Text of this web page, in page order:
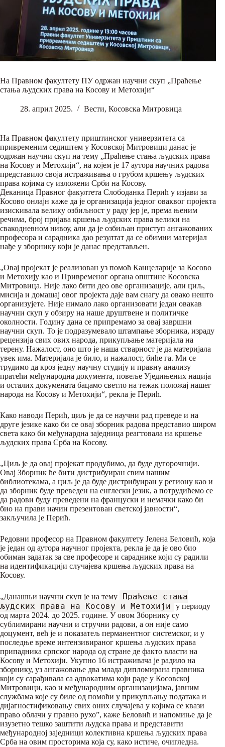
На Правном факултету ПУ одржан научни скуп „Праћење
стања људских права на Косову и Метохији“
28. април 2025. Вести, Косовска Митровица
На Правном факултету приштинског универзитета са
привременим седиштем у Косовској Митровици данас је
одржан научни скуп на тему „Праћење стања људских права
на Косову и Метохији“, на којем је 17 аутора научних радова
представило своја истраживања о грубом кршењу људских
права којима су изложени Срби на Косову.
Деканица Правног факултета Слободанка Перић у изјави за
Косово онлајн каже да је организација једног оваквог пројекта
изискивала велику озбиљност у раду јер је, према њеним
речима, број пријава кршења људских права велики на
свакодневном нивоу, али да је озбиљан приступ ангажованих
професора и сарадника дао резултат да се обимни материјал
нађе у зборнику који је данас представљен.
„Овај пројекат је реализован уз помоћ Канцеларије за Косово
и Метохију као и Привременог органа општине Косовска
Митровица. Није лако бити део ове организације, али циљ,
мисија и домашај овог пројекта даје вам снагу да овако нешто
организујете. Није нимало лако организовати један овакав
научни скуп у обзиру на наше друштвене и политичке
околности. Годину дана се припремамо за овај завршни
научни скуп. То је подразумевало штампање зборника, израду
рецензија свих ових народа, прикупљање материјала на
терену. Нажалост, оно што је наша стварност је да материјала
увек има. Материјала је било, и нажалост, биће га. Ми се
трудимо да кроз једну научну студију и правну анализу
пратећи међународна документа, повеље Уједињених нација
и осталих докумената бацамо светло на тежак положај нашег
народа на Косову и Метохији“, рекла је Перић.
Како наводи Перић, циљ је да се научни рад преведе и на
друге језике како би се овај зборник радова представио широм
света како би међунардна заједница реагтовала на кршење
људских права Срба на Косову.
„Циљ је да овај пројекат продубимо, да буде дугорочнији.
Овај Зборник ће бити дистрибуиран свим нашим
библиотекама, а циљ је да буде дистрибуиран у региону као и
да зборник буде преведен на енглески језик, а потрудићемо се
да радови буду преведени на француски и немачки како би
био на прави начин презентован светској јавности“,
закључила је Перић.
Редовни професор на Правном факултету Јелена Беловић, која
је један од аутора научног пројекта, рекла је да је ово био
обиман задатак за све професоре и сараднике који су радили
на идентификацији случајева кршења људских права на
Косову.
„Данашњи научни скуп је на тему
Праћење стања
људских права на Косову и Метохији
у периоду
од марта 2024. до 2025. године. У овом Зборнику су
сублимирани научни и стручни радови, а он није само
доцумент, већ је и показатељ перманентног системског, и у
последње време интензивираног кршења људских права
припадника српског народа од стране де факто власти на
Косову и Метохији. Укупно 16 истраживача је радило на
зборнику, уз ангажовање два млада дипломирана правника
који су сарађивала са адвокатима који раде у Косовској
Митровици, као и међународним организацијама, јавним
службама које су биле од помоћи у прикупљању података и
дијагностификовању свих оних случајева у којима се квази
право облачи у правно рухо”, каже Беловић и напомиње да је
изузетно тешко заштити људска права и представити
међународној заједници колективна кршења људских права
Срба на овим просторима која су, како истиче, очигледна.